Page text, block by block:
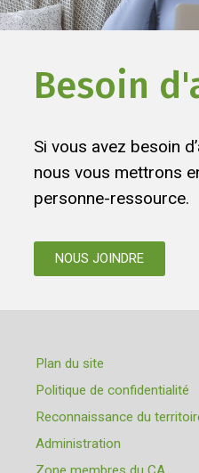
Besoin
Si vous avez besoin
nous vous mettrons
personne-ressource.
NOUS JOINDRE
Plan du site
Politique de confidentialité
Reconnaissance du
Administration